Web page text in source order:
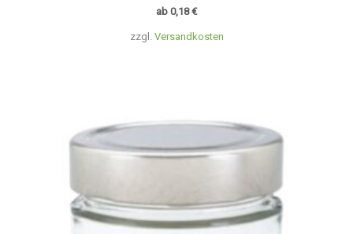
zzgl. Versandkosten
ab 0,18€